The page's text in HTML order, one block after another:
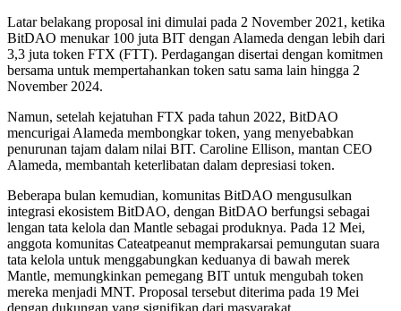
Latar belakang proposal ini dimulai pada 2 November 2021, ketika
BitDAO menukar 100 juta BIT dengan Alameda dengan lebih dari
3,3 juta token FTX (FTT). Perdagangan disertai dengan komitmen
bersama untuk mempertahankan token satu sama lain hingga 2
November 2024.
Namun, setelah kejatuhan FTX pada tahun 2022, BitDAO
mencurigai Alameda membongkar token, yang menyebabkan
penurunan tajam dalam nilai BIT. Caroline Ellison, mantan CEO
Alameda, membantah keterlibatan dalam depresiasi token.
Beberapa bulan kemudian, komunitas BitDAO mengusulkan
integrasi ekosistem BitDAO, dengan BitDAO berfungsi sebagai
lengan tata kelola dan Mantle sebagai produknya. Pada 12 Mei,
anggota komunitas Cateatpeanut memprakarsai pemungutan suara
tata kelola untuk menggabungkan keduanya di bawah merek
Mantle, memungkinkan pemegang BIT untuk mengubah token
mereka menjadi MNT. Proposal tersebut diterima pada 19 Mei
dengan dukungan yang signifikan dari masyarakat.